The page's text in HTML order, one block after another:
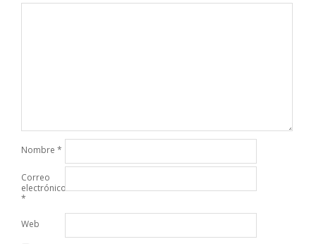
Nombre *
Correo
electrónico
*
Web